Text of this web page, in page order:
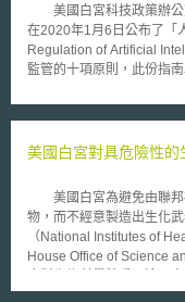
美國白宮科技政策辦公
在2020年1月6日公布了「
Regulation of Artificial
監管的十項原則，此份指
機關未來在起草AI監管相
Initiative）所啟動的AI國家
公眾參與；科學誠信與資
性；公平與非歧視；揭露
標： 一、增加公眾參與：政府機關在AI規範制定過程中，應提供公眾參與之
機會。 二、限制監管範圍
且機關間應溝通合作，建
美國白宮對具危險性
美國白宮為避免由聯邦
物，而不經意製造出生化
（National Institutes of
House Office of Science
Government Policy for